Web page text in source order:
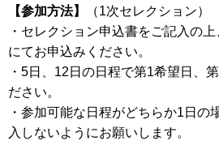
【参加方法】
（1次セレクション）
・セレクション申込書をご記入の
にてお申込みください。
・5日、12日の日程で第1希望日、
ださい。
・参加可能な日程がどちらか1日の
入しないようにお願いします。